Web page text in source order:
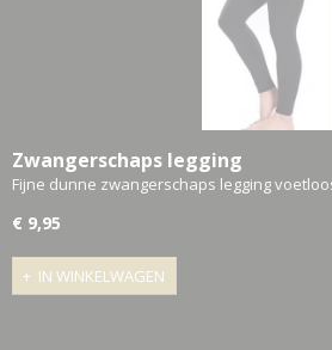
Zwangerschaps legging
Fijne dunne zwangerschaps legging
€ 9,95
IN WINKELWAGEN